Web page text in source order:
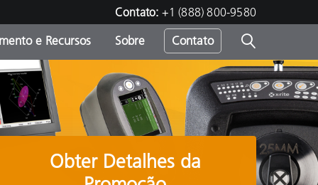
Contato: +1 (888) 800-9580
e Recursos Sobre Contato
Obter Detalhes da